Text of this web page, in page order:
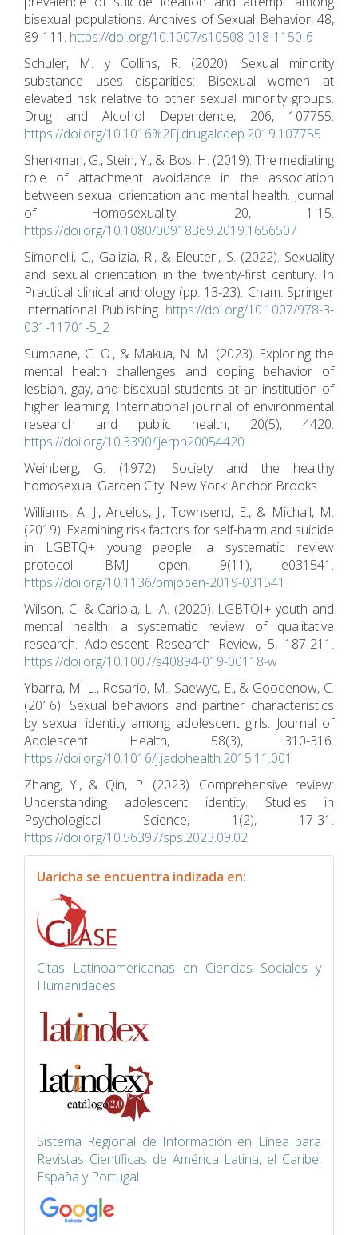
bisexual populations. Archives of Sexual Behavior, 48,
89-111. https://doi.org/10.1007/s10508-018-1150-6
Schuler, M. y Collins, R. (2020). Sexual minority
substance uses disparities: Bisexual women at
elevated risk relative to other sexual minority groups.
Drug and Alcohol Dependence, 206, 107755.
https://doi.org/10.1016%2Fj.drugalcdep.2019.107755
Shenkman, G., Stein, Y., & Bos, H. (2019). The mediating
role of attachment avoidance in the association
between sexual orientation and mental health. Journal
of Homosexuality, 20, 1-15.
https://doi.org/10.1080/00918369.2019.1656507
Simonelli, C., Galizia, R., & Eleuteri, S. (2022). Sexuality
and sexual orientation in the twenty-first century. In
Practical clinical andrology (pp. 13-23). Cham: Springer
International Publishing. https://doi.org/10.1007/978-3-
031-11701-5_2
Sumbane, G. O., & Makua, N. M. (2023). Exploring the
mental health challenges and coping behavior of
lesbian, gay, and bisexual students at an institution of
higher learning. International journal of environmental
research and public health, 20(5), 4420.
https://doi.org/10.3390/ijerph20054420
Weinberg, G. (1972). Society and the healthy
homosexual Garden City. New York: Anchor Brooks.
Williams, A. J., Arcelus, J., Townsend, E., & Michail, M.
(2019). Examining risk factors for self-harm and suicide
in LGBTQ+ young people: a systematic review
protocol. BMJ open, 9(11), e031541.
https://doi.org/10.1136/bmjopen-2019-031541
Wilson, C. & Cariola, L. A. (2020). LGBTQI+ youth and
mental health: a systematic review of qualitative
research. Adolescent Research Review, 5, 187-211.
https://doi.org/10.1007/s40894-019-00118-w
Ybarra, M. L., Rosario, M., Saewyc, E., & Goodenow, C.
(2016). Sexual behaviors and partner characteristics
by sexual identity among adolescent girls. Journal of
Adolescent Health, 58(3), 310-316.
https://doi.org/10.1016/j.jadohealth.2015.11.001
Zhang, Y., & Qin, P. (2023). Comprehensive review:
Understanding adolescent identity. Studies in
Psychological Science, 1(2), 17-31.
https://doi.org/10.56397/sps.2023.09.02
indexacion
Uaricha se encuentra indizada en:
Citas Latinoamericanas en Ciencias Sociales y
Humanidades
Sistema Regional de Información en Línea para
Revistas Científicas de América Latina, el Caribe,
España y Portugal